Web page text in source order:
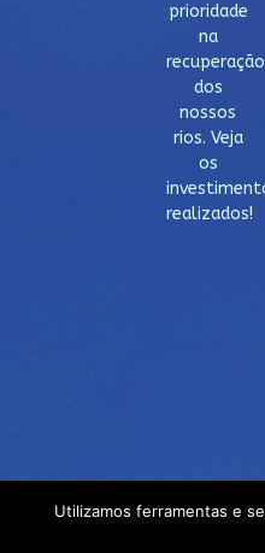
prioridade
na
recuperação
dos
nossos
rios. Veja
os
realizados!
Utilizamos ferramentas e